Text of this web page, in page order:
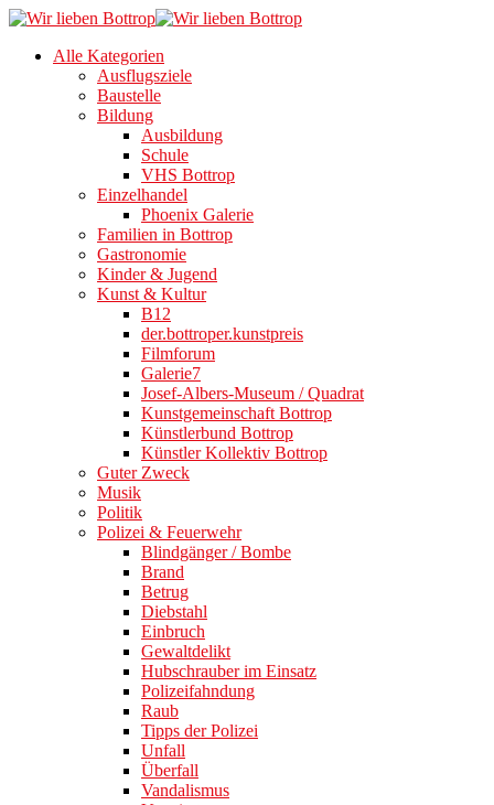
Alle Kategorien
Ausflugsziele
Baustelle
Bildung
Ausbildung
Schule
VHS Bottrop
Einzelhandel
Phoenix Galerie
Familien in Bottrop
Gastronomie
Kinder & Jugend
Kunst & Kultur
B12
der.bottroper.kunstpreis
Filmforum
Galerie7
Josef-Albers-Museum / Quadrat
Kunstgemeinschaft Bottrop
Künstlerbund Bottrop
Künstler Kollektiv Bottrop
Guter Zweck
Musik
Politik
Polizei & Feuerwehr
Blindgänger / Bombe
Brand
Betrug
Diebstahl
Einbruch
Gewaltdelikt
Hubschrauber im Einsatz
Polizeifahndung
Raub
Tipps der Polizei
Unfall
Überfall
Vandalismus